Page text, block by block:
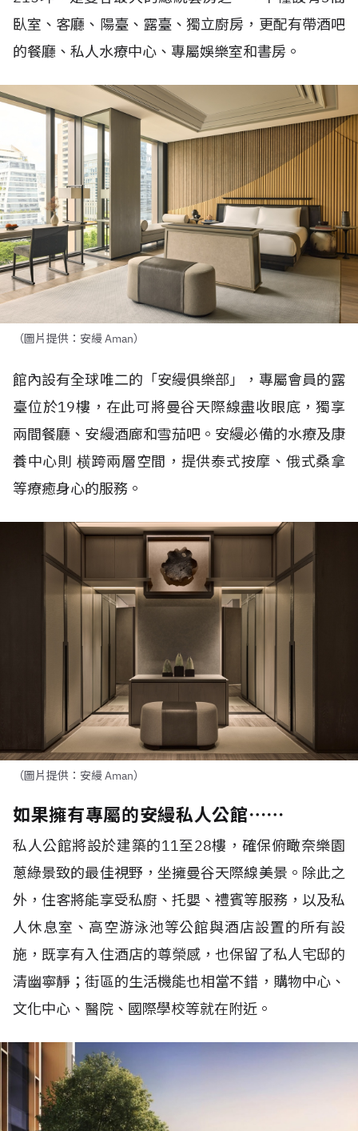
臥室、客廳、陽臺、露臺、獨立廚房，更配有帶酒吧
的餐廳、私人水療中心、專屬娛樂室和書房。
（圖片提供：安縵 Aman）
館內設有全球唯二的「安縵俱樂部」，專屬會員的露
臺位於19樓，在此可將曼谷天際線盡收眼底，獨享
兩間餐廳、安縵酒廊和雪茄吧。安縵必備的水療及康
養中心則 横跨兩層空間，提供泰式按摩、俄式桑拿
等療癒身心的服務。
（圖片提供：安縵 Aman）
如果擁有專屬的安縵私人公館⋯⋯
私人公館將設於建築的11至28樓，確保俯瞰奈樂園
蔥綠景致的最佳視野，坐擁曼谷天際線美景。除此之
外，住客將能享受私廚、托嬰、禮賓等服務，以及私
人休息室、高空游泳池等公館與酒店設置的所有設
施，既享有入住酒店的尊榮感，也保留了私人宅邸的
清幽寧靜；街區的生活機能也相當不錯，購物中心、
文化中心、醫院、國際學校等就在附近。